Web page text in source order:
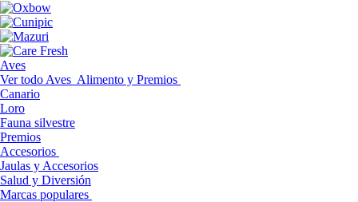
Aves
Ver todo Aves Alimento y Premios
Canario
Loro
Fauna silvestre
Premios
Accesorios
Jaulas y Accesorios
Salud y Diversión
Marcas populares